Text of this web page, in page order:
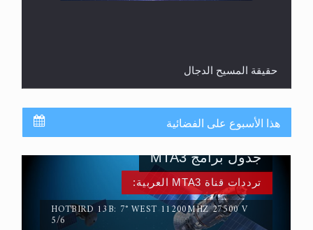
العكس
هذا الأسبوع على الفضائية
ترددات قناة MTA3 العربية:
HOTBIRD 13B: 7° WEST 11200MHZ 27500 V
5/6
جدول برامج MTA3